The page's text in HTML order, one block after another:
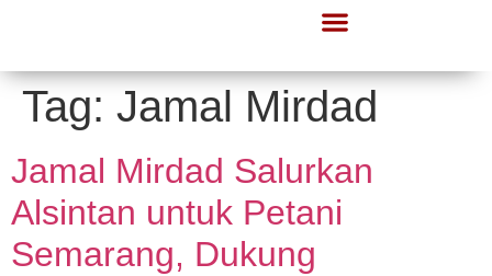
Tag: Jamal Mirdad
Jamal Mirdad Salurkan
Alsintan untuk Petani
Semarang, Dukung